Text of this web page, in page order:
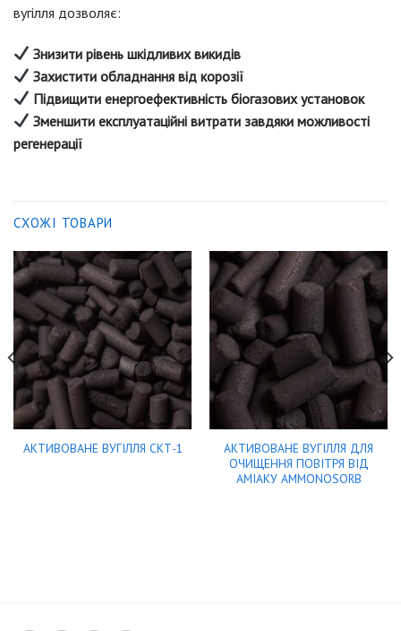
вугілля дозволяє:
Знизити рівень шкідливих викидів
Захистити обладнання від корозії
Підвищити енергоефективність біогазових установок
Зменшити експлуатаційні витрати завдяки можливості
регенерації
СХОЖІ ТОВАРИ
АКТИВОВАНЕ ВУГІЛЛЯ СКТ-1
АКТИВОВАНЕ ВУГІЛЛЯ ДЛЯ
ОЧИЩЕННЯ ПОВІТРЯ ВІД
АМІАКУ AMMONOSORB